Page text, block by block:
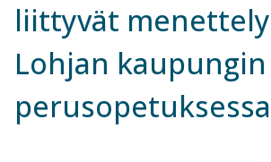
liittyvät
Lohjan kaupungin
perusopetuksessa